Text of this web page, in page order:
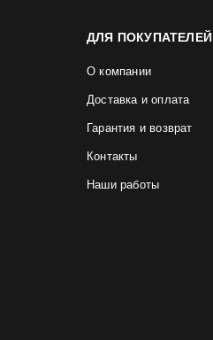
ДЛЯ ПОКУПАТЕЛЕЙ
О компании
Доставка и оплата
Гарантия и возврат
Контакты
Наши работы